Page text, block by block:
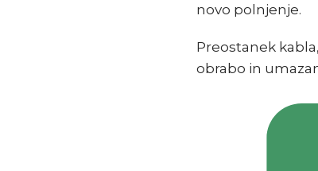
novo polnjenje.
Preostanek
obrabo in